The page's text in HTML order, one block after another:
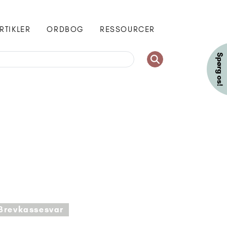
ORDBOG RESSOURCER
Brevkassesvar